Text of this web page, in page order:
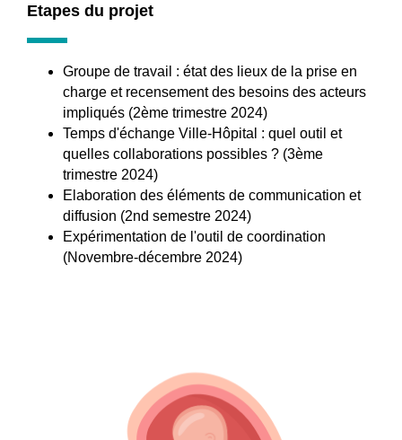
Etapes du projet
Groupe de travail : état des lieux de la prise en
charge et recensement des besoins des acteurs
impliqués (2ème trimestre 2024)
Temps d'échange Ville-Hôpital : quel outil et
quelles collaborations possibles ? (3ème
trimestre 2024)
Elaboration des éléments de communication et
diffusion (2nd semestre 2024)
Expérimentation de l'outil de coordination
(Novembre-décembre 2024)